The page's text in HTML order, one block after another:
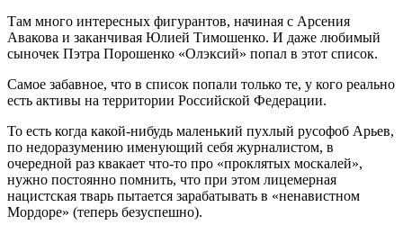
Там много интересных фигурантов, начиная с Арсения
Авакова и заканчивая Юлией Тимошенко. И даже любимый
сыночек Пэтра Порошенко «Олэксий» попал в этот список.
Самое забавное, что в список попали только те, у кого реально
есть активы на территории Российской Федерации.
То есть когда какой-нибудь маленький пухлый русофоб Арьев,
по недоразумению именующий себя журналистом, в
очередной раз квакает что-то про «проклятых москалей»,
нужно постоянно помнить, что при этом лицемерная
нацистская тварь пытается зарабатывать в «ненавистном
Мордоре» (теперь безуспешно).